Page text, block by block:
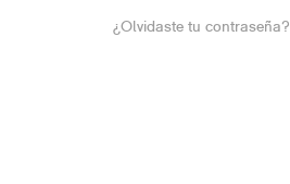
¿Olvidaste tu contraseña?